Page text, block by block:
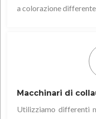
a colorazione
Macchinari di
Utilizziamo differenti